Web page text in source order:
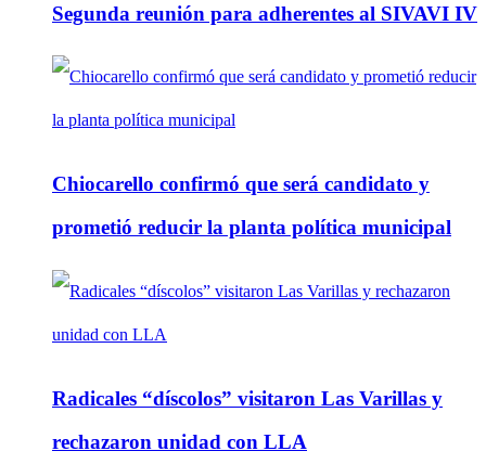
Segunda reunión para adherentes al SIVAVI IV
Chiocarello confirmó que será candidato y
prometió reducir la planta política municipal
Radicales “díscolos” visitaron Las Varillas y
rechazaron unidad con LLA